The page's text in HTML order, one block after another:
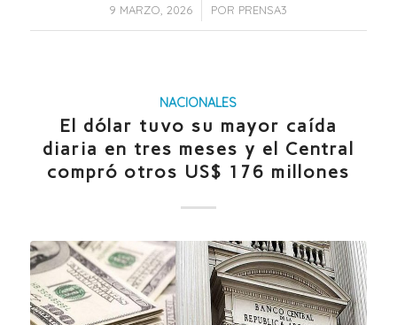
9 MARZO, 2026
/ POR PRENSA3
NACIONALES
El dólar tuvo su mayor caída
diaria en tres meses y el Central
compró otros US$ 176 millones